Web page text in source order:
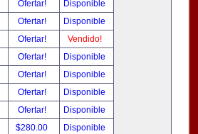
Ofertar!
Disponible
Ofertar!
Disponible
Ofertar!
Vendido!
Ofertar!
Disponible
Ofertar!
Disponible
Ofertar!
Disponible
Ofertar!
Disponible
$280.00
Disponible